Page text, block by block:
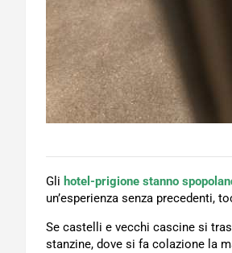
Gli hotel-prigione stanno
un’esperienza senza precedenti,
Se castelli e vecchi cascine si
stanzine, dove si fa colazione la